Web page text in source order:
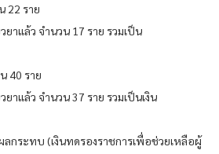
22 ราย
ยาแล้ว จำนวน 17 ราย รวมเป็น
40 ราย
าแล้ว จำนวน 37 ราย รวมเป็นเงิน
ลกระทบ (เงินทดรองราชการเพื่อช่วยเหลือผู้